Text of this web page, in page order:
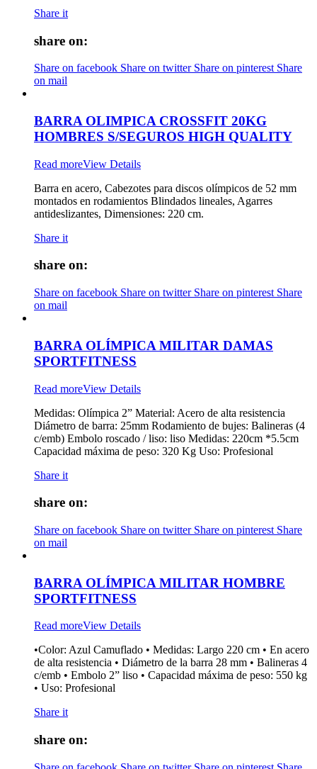
Share it
share on:
Share on facebook Share on twitter Share on pinterest Share
on mail
BARRA OLIMPICA CROSSFIT 20KG
HOMBRES S/SEGUROS HIGH QUALITY
Read moreView Details
Barra en acero, Cabezotes para discos olímpicos de 52 mm
montados en rodamientos Blindados lineales, Agarres
antideslizantes, Dimensiones: 220 cm.
Share it
share on:
Share on facebook Share on twitter Share on pinterest Share
on mail
BARRA OLÍMPICA MILITAR DAMAS
SPORTFITNESS
Read moreView Details
Medidas: Olímpica 2” Material: Acero de alta resistencia
Diámetro de barra: 25mm Rodamiento de bujes: Balineras (4
c/emb) Embolo roscado / liso: liso Medidas: 220cm *5.5cm
Capacidad máxima de peso: 320 Kg Uso: Profesional
Share it
share on:
Share on facebook Share on twitter Share on pinterest Share
on mail
BARRA OLÍMPICA MILITAR HOMBRE
SPORTFITNESS
Read moreView Details
•Color: Azul Camuflado • Medidas: Largo 220 cm • En acero
de alta resistencia • Diámetro de la barra 28 mm • Balineras 4
c/emb • Embolo 2” liso • Capacidad máxima de peso: 550 kg
• Uso: Profesional
Share it
share on: